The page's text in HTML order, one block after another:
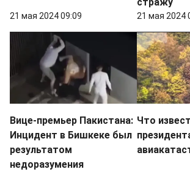
21 мая 2024 09:09 21 мая 2024
Вице-премьер Пакистана:
Инцидент в Бишкеке был
результатом
недоразумения
Что